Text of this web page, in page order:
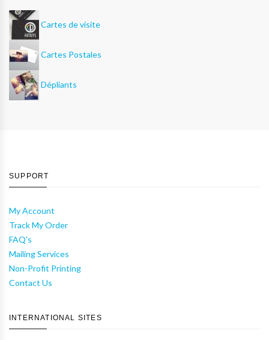
Cartes de visite
Cartes Postales
Dépliants
SUPPORT
My Account
Track My Order
FAQ's
Mailing Services
Non-Profit Printing
Contact Us
INTERNATIONAL SITES